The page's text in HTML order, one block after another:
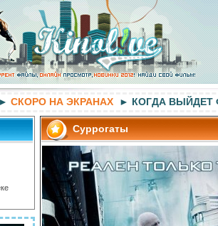
► СКОРО НА ЭКРАНАХ ► КОГДА ВЫЙДЕТ
Суррогаты